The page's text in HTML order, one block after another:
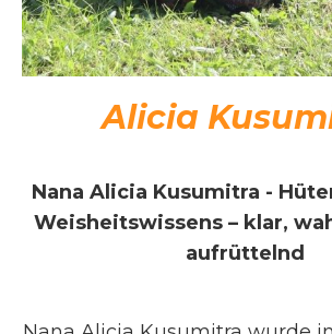
Alicia
Nana Alicia Kusumitra -
Weisheitswissens – klar,
aufrüttelnd